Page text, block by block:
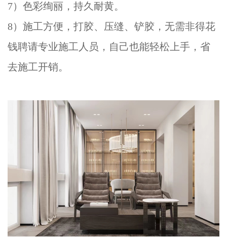
7）色彩绚丽，持久耐黄。
8）施工方便，打胶、压缝、铲胶，无需非得花
钱聘请专业施工人员，自己也能轻松上手，省
去施工开销。